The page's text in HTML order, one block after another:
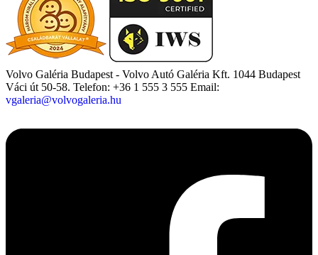
Volvo Galéria Budapest - Volvo Autó Galéria Kft. 1044 Budapest
Váci út 50-58. Telefon: +36 1 555 3 555 Email:
vgaleria@volvogaleria.hu